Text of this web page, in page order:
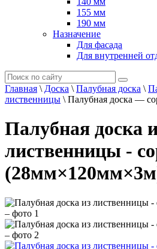
155 мм
190 мм
Назначение
Для фасада
Для внутренней
Главная \ Доска \ Палубная доска \
лиственницы \ Палубная доска —
Палубная доска
лиственницы -